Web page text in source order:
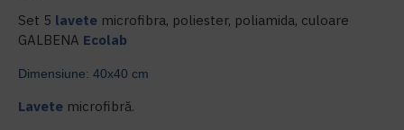
Set 5 lavete microfibra, poliester, poliamida, culoare
GALBENA Ecolab
Dimensiune: 40x40 cm
Lavete microfibră.